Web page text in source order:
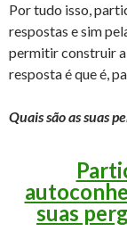
Por tudo isso,
respostas e sim
permitir construir a
resposta é que é,
Quais são as suas
suas